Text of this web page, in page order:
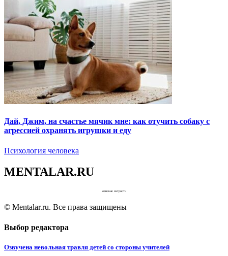
Дай, Джим, на счастье мячик мне: как отучить собаку с
агрессией охранять игрушки и еду
Психология человека
MENTALAR.RU
женские хитрости
© Mentalar.ru. Все права защищены
Выбор редактора
Озвучена невольная травля детей со стороны учителей